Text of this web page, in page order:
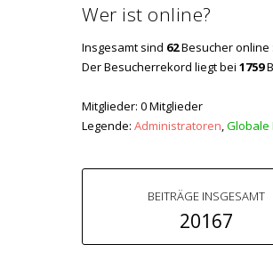
Wer ist online?
Insgesamt sind 62Besucher online
Der Besucherrekord liegt bei 1759
Mitglieder: 0 Mitglieder
Legende: Administratoren,Globale
BEITRÄGE INSGESAMT
20167